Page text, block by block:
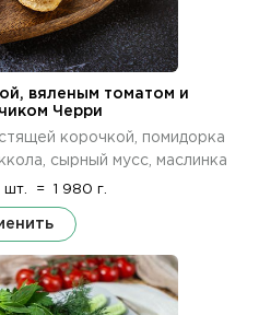
вяленым томатом и
Черри
корочкой, помидорка
сырный мусс, маслинка
шт. = 1 980 г.